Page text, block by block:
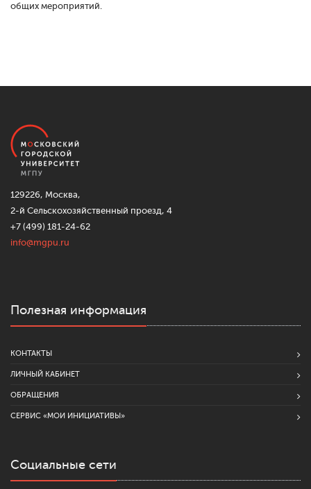
общих мероприятий.
129226, Москва,
2-й Сельскохозяйственный проезд, 4
+7 (499) 181-24-62
info@mgpu.ru
Полезная информация
КОНТАКТЫ
ЛИЧНЫЙ КАБИНЕТ
ОБРАЩЕНИЯ
СЕРВИС «МОИ ИНИЦИАТИВЫ»
Социальные сети